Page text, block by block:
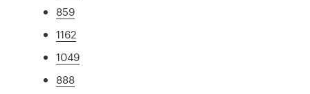
859
1162
1049
888